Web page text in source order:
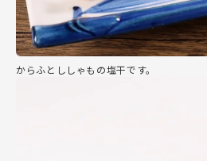
からふとししゃもの塩干です。